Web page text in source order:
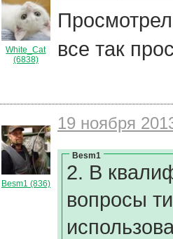
White_Cat
(6838)
все так
Besm1 (836)
19 ноября
Besm1
2. В
вопросы